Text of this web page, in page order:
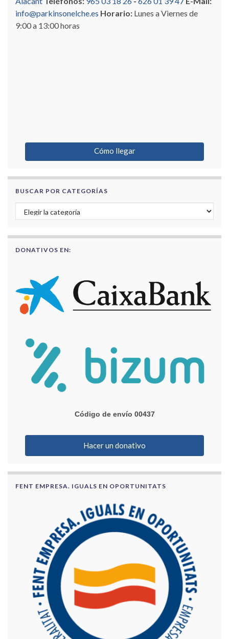
info@parkinsonelche.es Horario: Lunes a Viernes de
9:00 a 13:00 horas
Cómo llegar
BUSCAR POR CATEGORÍAS
Buscar por categorías
DONATIVOS EN:
Código de envío 00437
Hacer un donativo
FENT EMPRESA. IGUALS EN OPORTUNITATS